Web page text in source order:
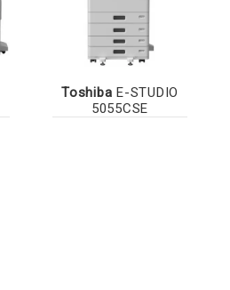
Toshiba E-STUDIO
5055CSE